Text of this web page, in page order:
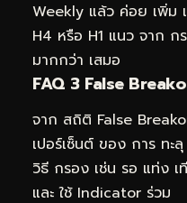
Weekly แล้ว ค่อย เพิ่ม
H4 หรือ H1 แนว จาก
มากกว่า เสมอ
FAQ 3 False
จาก สถิติ False
เปอร์เซ็นต์ ของ การ ท
วิธี กรอง เช่น รอ แท่ง
และ ใช้ Indicator ร่วม